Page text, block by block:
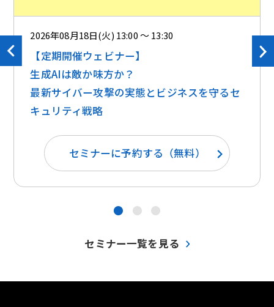
2026年08月18日(火) 13:00 ～ 13:30
【定期開催ウェビナー】
生成AIは敵か味方か？ ​​
最新サイバー攻撃の実態とビジネスを守るセ
キュリティ戦略
セミナーに予約する（無料）
● ● ●
セミナー一覧を見る